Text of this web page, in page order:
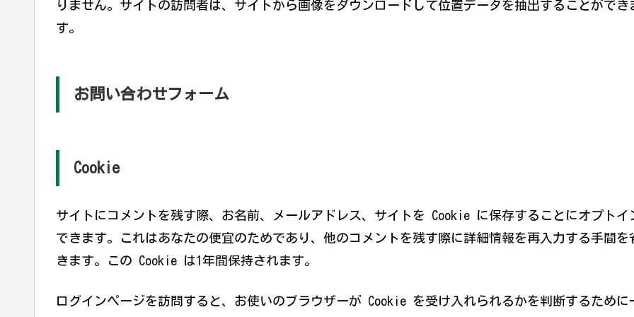
りません。サイトの訪問者は、サイトから画像をダウンロードして位置データを抽出することができ
す。
お問い合わせフォーム
Cookie
サイトにコメントを残す際、お名前、メールアドレス、サイトを Cookie に保存することにオプトイ
できます。これはあなたの便宜のためであり、他のコメントを残す際に詳細情報を再入力する手間を
きます。この Cookie は1年間保持されます。
ログインページを訪問すると、お使いのブラウザーが Cookie を受け入れられるかを判断するために